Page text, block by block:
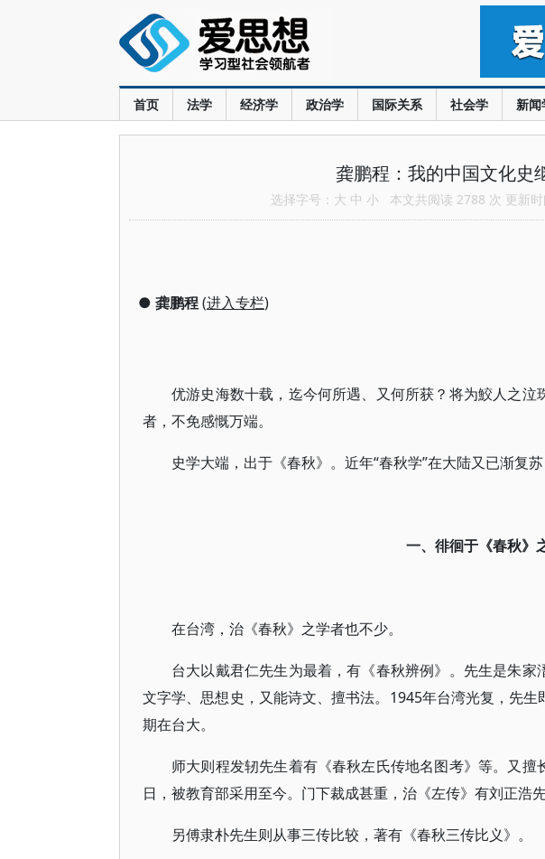
首页 法学 经济学 政治学 国际关系 社会学 新闻
龚鹏程：我的中国文化史
选择字号： 大 中 小 本文共阅读 2788 次 更新
●龚鹏程(进入专栏)
优游史海数十载，迄今何所遇、又何所获？将为鮫人之
者，不免感慨万端。
史学大端，出于《春秋》。近年“春秋学”在大陆又已渐复苏
一、徘徊于《春秋》
在台湾，治《春秋》之学者也不少。
台大以戴君仁先生为最着，有《春秋辨例》。先生是朱家
文字学、思想史，又能诗文、擅书法。1945年台湾光复，先
期在台大。
师大则程发轫先生着有《春秋左氏传地名图考》等。又
日，被教育部采用至今。门下裁成甚重，治《左传》有刘正浩
另傅隶朴先生则从事三传比较，著有《春秋三传比义》。